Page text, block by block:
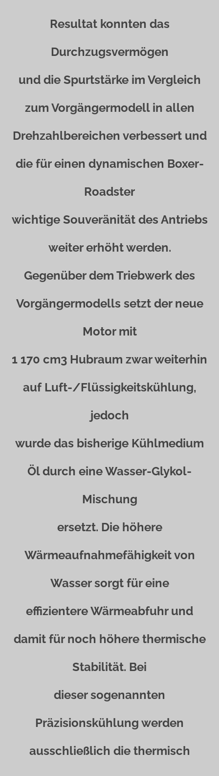
Resultat konnten das
Durchzugsvermögen
und die Spurtstärke im Vergleich
zum Vorgängermodell in allen
Drehzahlbereichen verbessert und
die für einen dynamischen Boxer-
Roadster
wichtige Souveränität des Antriebs
weiter erhöht werden.
Gegenüber dem Triebwerk des
Vorgängermodells setzt der neue
Motor mit
1 170 cm3 Hubraum zwar weiterhin
auf Luft-/Flüssigkeitskühlung,
jedoch
wurde das bisherige Kühlmedium
Öl durch eine Wasser-Glykol-
Mischung
ersetzt. Die höhere
Wärmeaufnahmefähigkeit von
Wasser sorgt für eine
effizientere Wärmeabfuhr und
damit für noch höhere thermische
Stabilität. Bei
dieser sogenannten
Präzisionskühlung werden
ausschließlich die thermisch